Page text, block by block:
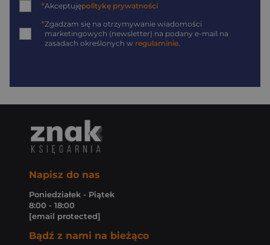
*Akceptujępolitykę prywatności
*Zgadzam się na otrzymywanie wiadomości
marketingowych (newsletter) na podany e-mail na
zasadach określonych w regulaminie.
Napisz do nas
Poniedziałek - Piątek
8:00 - 18:00
[email protected]
Bądź z nami na bieżąco